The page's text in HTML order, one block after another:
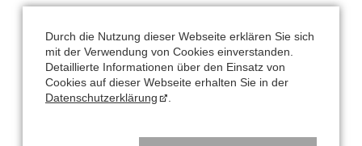
Büro und Postanschrift
CANTIENICA -STUDIO Nataly Leufgen
Kaarst – Düsseldorf
Durch die Nutzung dieser Webseite erklären Sie sich
mit der Verwendung von Cookies einverstanden.
Detaillierte Informationen über den Einsatz von
Cookies auf dieser Webseite erhalten Sie in der
Datenschutzerklärung